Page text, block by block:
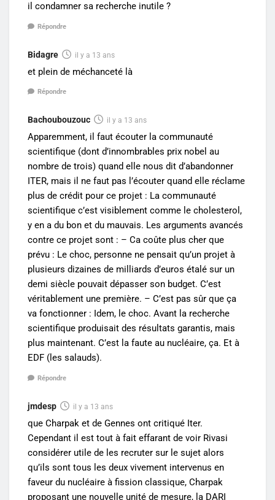
il condamner sa recherche inutile ?
Répondre
Bidagre il y a 13 ans
et plein de méchanceté là
Répondre
Bachoubouzouc il y a 13 ans
Apparemment, il faut écouter la communauté
scientifique (dont d’innombrables prix nobel au
nombre de trois) quand elle nous dit d’abandonner
ITER, mais il ne faut pas l’écouter quand elle réclame
plus de crédit pour ce projet : La communauté
scientifique c’est visiblement comme le cholesterol,
y en a du bon et du mauvais. Les arguments avancés
contre ce projet sont : – Ca coûte plus cher que
prévu : Le choc, personne ne pensait qu’un projet à
plusieurs dizaines de milliards d’euros étalé sur un
demi siècle pouvait dépasser son budget. C’est
véritablement une première. – C’est pas sûr que ça
va fonctionner : Idem, le choc. Avant la recherche
scientifique produisait des résultats garantis, mais
plus maintenant. C’est la faute au nucléaire, ça. Et à
EDF (les salauds).
Répondre
jmdesp il y a 13 ans
que Charpak et de Gennes ont critiqué Iter.
Cependant il est tout à fait effarant de voir Rivasi
considérer utile de les recruter sur le sujet alors
qu’ils sont tous les deux vivement intervenus en
faveur du nucléaire à fission classique, Charpak
proposant une nouvelle unité de mesure, la DARI